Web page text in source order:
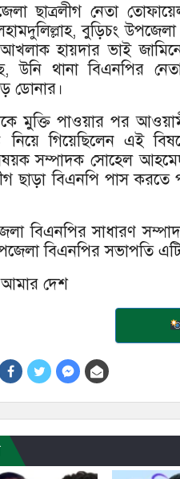
ছাত্রলীগ নেতা
বুড়িচং
আখলাক হায়দার ভাই
উনি থানা বিএনপির
ডোনার।
মুক্তি পাওয়ার পর
নিয়ে গিয়েছিলেন এই
সম্পাদক সোহেল
ছাড়া বিএনপি পাস
বিএনপির সাধারণ
বিএনপির সভাপতি
আমার দেশ